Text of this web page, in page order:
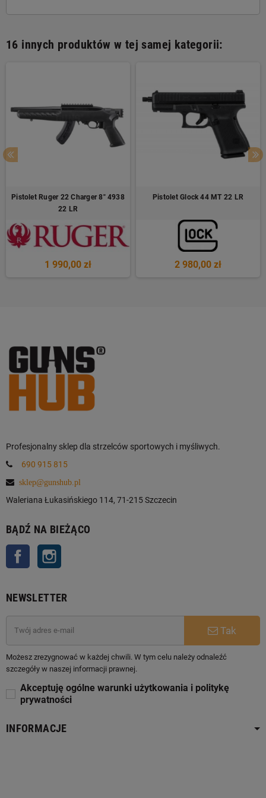
16 innych produktów w tej samej kategorii:
Pistolet Ruger 22 Charger 8" 4938
22 LR
1 990,00 zł
Pistolet Glock 44 MT 22 LR
2 980,00 zł
Profesjonalny sklep dla strzelców sportowych i myśliwych.
690 915 815
sklep@gunshub.pl
Waleriana Łukasińskiego 114, 71-215 Szczecin
BĄDŹ NA BIEŻĄCO
Facebook
NEWSLETTER
Tak
Możesz zrezygnować w każdej chwili. W tym celu należy odnaleźć
szczegóły w naszej informacji prawnej.
Akceptuję ogólne warunki użytkowania i politykę
prywatności
INFORMACJE